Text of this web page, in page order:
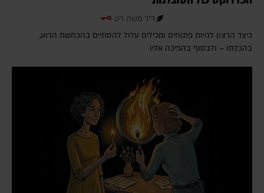
ד"ר משה רט
כיצד הרצון להיות פתוחים ומכילים עלול להסתיים בהכחשת הרוע,
בהכלתו – ולבסוף בהפיכה אליו